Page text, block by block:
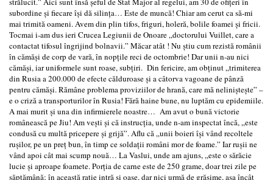
subordine şi fiecare îşi dă silinţa… Este de muncă! Chiar am cerut ca să-mi
mai trimită oameni. Avem din plin tifos, friguri, holeră, bolile foamei şi fricii.
Tocmai i-am dus ieri Crucea Legiunii de Onoare „doctorului Vuillet, care a
contactat tifosul îngrijind bolnavii.” Măcar atât ! Nu ştiu cum rezistă românii
în cămăşi de corp de vară, în nopţile reci de octombrie! Dar unii n-au nici
cămăşi, iar uniformele sunt roase, subţiri. Din fericire, am obţinut „trimiterea
din Rusia a 200.000 de efecte călduroase şi a câtorva vagoane de pânză
pentru cămăşi. Rămâne problema proviziilor de hrană, care mă nelinişteşte” –
e o criză a transporturilor în Rusia! Fără haine bune, nu luptăm cu epidemiile.
A mai murit şi una din infirmierele noastre… Am avut o bună victorie
românească pe Jiu! Am veşti şi că instrucţia, unde n-am inspectat încă, „este
condusă cu multă pricepere şi grijă”. Aflu că „unii boieri îşi vând recoltele
ruşilor, pe un preţ bun, în timp ce soldaţii români mor de foame.” Iar ruşii ne
vând apoi cât mai scump nouă… La Vaslui, unde am ajuns, „este o sărăcie
lucie şi aproape foamete. Porţia de carne este de 250 grame, doar trei zile pe
săptămână; în această raţie intră şi oase, dar nici urmă de grăsime, aşa încât